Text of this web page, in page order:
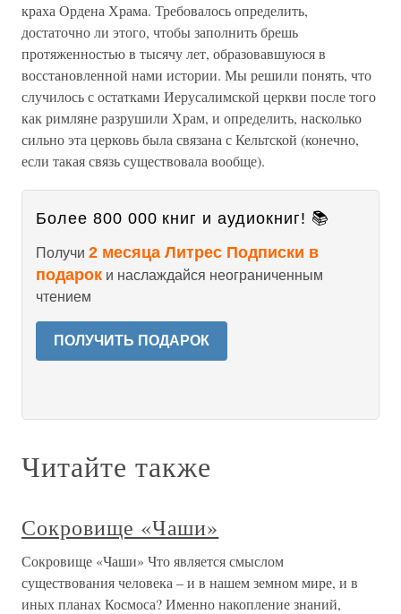
краха Ордена Храма. Требовалось определить,
достаточно ли этого, чтобы заполнить брешь
протяженностью в тысячу лет, образовавшуюся в
восстановленной нами истории. Мы решили понять, что
случилось с остатками Иерусалимской церкви после того
как римляне разрушили Храм, и определить, насколько
сильно эта церковь была связана с Кельтской (конечно,
если такая связь существовала вообще).
Более 800 000 книг и аудиокниг! 📚
Получи 2 месяца Литрес Подписки в
подарок и наслаждайся неограниченным
чтением
ПОЛУЧИТЬ ПОДАРОК
Читайте также
Сокровище «Чаши»
Сокровище «Чаши» Что является смыслом
существования человека – и в нашем земном мире, и в
иных планах Космоса? Именно накопление знаний,